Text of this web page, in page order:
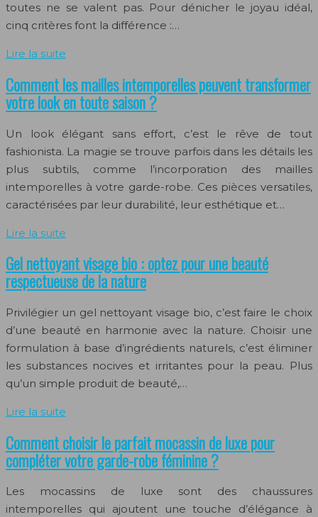
toutes ne se valent pas. Pour dénicher le joyau idéal,
cinq critères font la différence :…
Lire la suite
Comment les mailles intemporelles peuvent transformer
votre look en toute saison ?
Un look élégant sans effort, c’est le rêve de tout
fashionista. La magie se trouve parfois dans les détails les
plus subtils, comme l’incorporation des mailles
intemporelles à votre garde-robe. Ces pièces versatiles,
caractérisées par leur durabilité, leur esthétique et…
Lire la suite
Gel nettoyant visage bio : optez pour une beauté
respectueuse de la nature
Privilégier un gel nettoyant visage bio, c’est faire le choix
d’une beauté en harmonie avec la nature. Choisir une
formulation à base d’ingrédients naturels, c’est éliminer
les substances nocives et irritantes pour la peau. Plus
qu’un simple produit de beauté,…
Lire la suite
Comment choisir le parfait mocassin de luxe pour
compléter votre garde-robe féminine ?
Les mocassins de luxe sont des chaussures
intemporelles qui ajoutent une touche d’élégance à